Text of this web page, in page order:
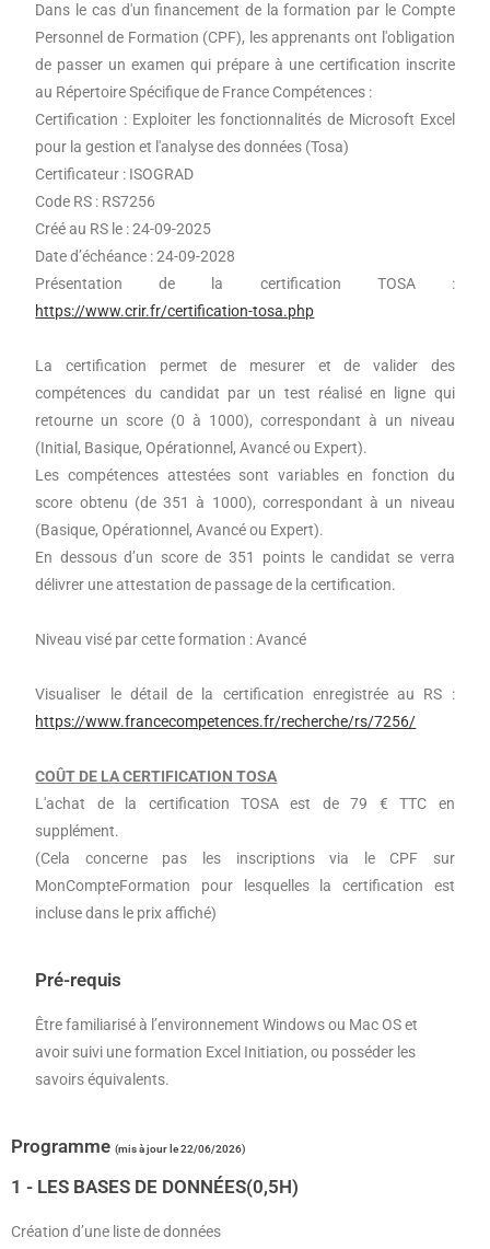
Dans le cas d'un financement de la formation par le Compte
Personnel de Formation (CPF), les apprenants ont l'obligation
de passer un examen qui prépare à une certification inscrite
au Répertoire Spécifique de France Compétences :
Certification : Exploiter les fonctionnalités de Microsoft Excel
pour la gestion et l'analyse des données (Tosa)
Certificateur : ISOGRAD
Code RS : RS7256
Créé au RS le : 24-09-2025
Date d’échéance : 24-09-2028
Présentation de la certification TOSA :
https://www.crir.fr/certification-tosa.php
La certification permet de mesurer et de valider des
compétences du candidat par un test réalisé en ligne qui
retourne un score (0 à 1000), correspondant à un niveau
(Initial, Basique, Opérationnel, Avancé ou Expert).
Les compétences attestées sont variables en fonction du
score obtenu (de 351 à 1000), correspondant à un niveau
(Basique, Opérationnel, Avancé ou Expert).
En dessous d’un score de 351 points le candidat se verra
délivrer une attestation de passage de la certification.
Niveau visé par cette formation : Avancé
Visualiser le détail de la certification enregistrée au RS :
https://www.francecompetences.fr/recherche/rs/7256/
COÛT DE LA CERTIFICATION TOSA
L'achat de la certification TOSA est de 79 € TTC en
supplément.
(Cela concerne pas les inscriptions via le CPF sur
MonCompteFormation pour lesquelles la certification est
incluse dans le prix affiché)
Pré-requis
Être familiarisé à l’environnement Windows ou Mac OS et
avoir suivi une formation Excel Initiation, ou posséder les
savoirs équivalents.
Programme (mis à jour le 22/06/2026)
1 - LES BASES DE DONNÉES(0,5H)
Création d’une liste de données